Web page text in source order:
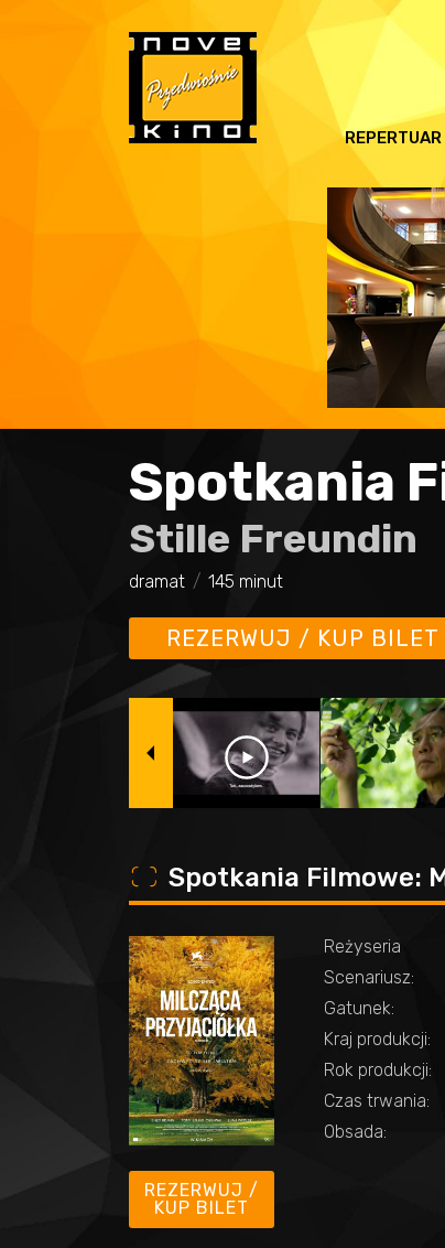
REPERTUAR
Spotkania
Stille Freundin
dramat 145 minut
REZERWUJ / KUP BILET
o Spotkania Filmowe:
REZERWUJ /
KUP BILET
Reżyseria
Scenariusz:
Gatunek:
Kraj produkcji:
Rok produkcji:
Czas trwania:
Obsada: